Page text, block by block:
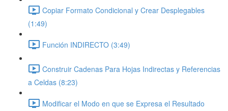
Copiar Formato Condicional y Crear Desplegables
(1:49)
Función INDIRECTO (3:49)
Construir Cadenas Para Hojas Indirectas y Referencias
a Celdas (8:23)
Modificar el Modo en que se Expresa el Resultado